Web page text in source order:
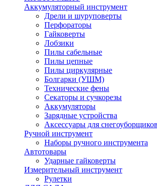
Аккумуляторный инструмент
Дрели и шуруповерты
Перфораторы
Гайковерты
Лобзики
Пилы сабельные
Пилы цепные
Пилы циркулярные
Болгарки (УШМ)
Технические фены
Секаторы и сучкорезы
Аккумуляторы
Зарядные устройства
Аксессуары для снегоуборщиков
Ручной инструмент
Наборы ручного инструмента
Автотовары
Ударные гайковерты
Измерительный инструмент
Рулетки